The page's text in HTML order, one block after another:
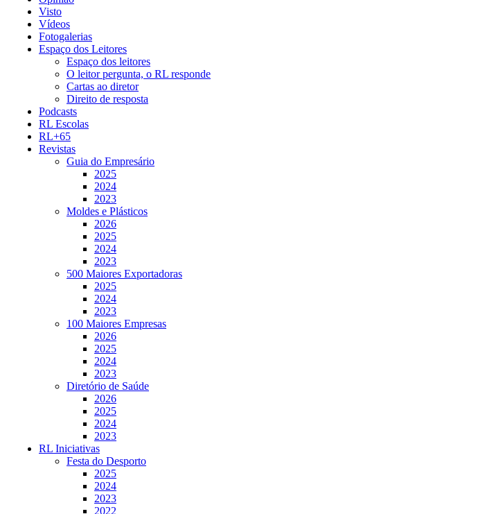
Visto
Vídeos
Fotogalerias
Espaço dos Leitores
Espaço dos leitores
O leitor pergunta, o RL responde
Cartas ao diretor
Direito de resposta
Podcasts
RL Escolas
RL+65
Revistas
Guia do Empresário
2025
2024
2023
Moldes e Plásticos
2026
2025
2024
2023
500 Maiores Exportadoras
2025
2024
2023
100 Maiores Empresas
2026
2025
2024
2023
Diretório de Saúde
2026
2025
2024
2023
RL Iniciativas
Festa do Desporto
2025
2024
2023
2022